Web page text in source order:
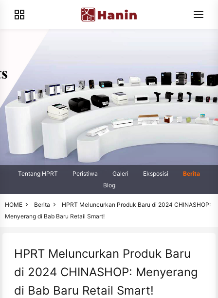
Tentang HPRT Peristiwa Galeri Eksposisi
Berita
Blog
HOME Berita
HPRT Meluncurkan Produk Baru di 2024 CHINASHOP:
Menyerang di Bab Baru Retail Smart!
HPRT Meluncurkan Produk Baru
di 2024 CHINASHOP: Menyerang
di Bab Baru Retail Smart!